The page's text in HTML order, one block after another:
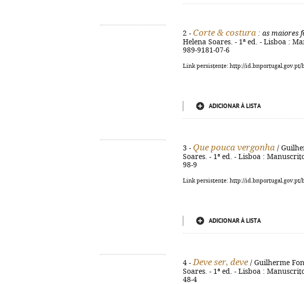
2 - Corte & costura : as maiores
Helena Soares. - 1ª ed. - Lisboa :
989-9181-07-6
Link persistente: http://id.bnportugal.gov.pt/
ADICIONAR À LISTA
3 - Que pouca vergonha /
Soares. - 1ª ed. - Lisboa :
98-9
Link persistente: http://id.bnportugal.gov.pt/
ADICIONAR À LISTA
4 - Deve ser, deve / Guilherme
Soares. - 1ª ed. - Lisboa :
48-4